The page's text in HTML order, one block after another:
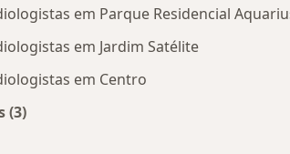
em Parque Residencial
em Jardim Satélite
em Centro
(3)